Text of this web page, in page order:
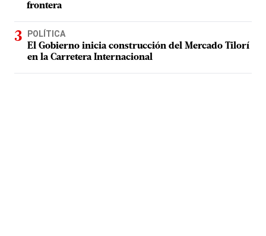
frontera
POLÍTICA
El Gobierno inicia construcción del Mercado Tilorí
en la Carretera Internacional